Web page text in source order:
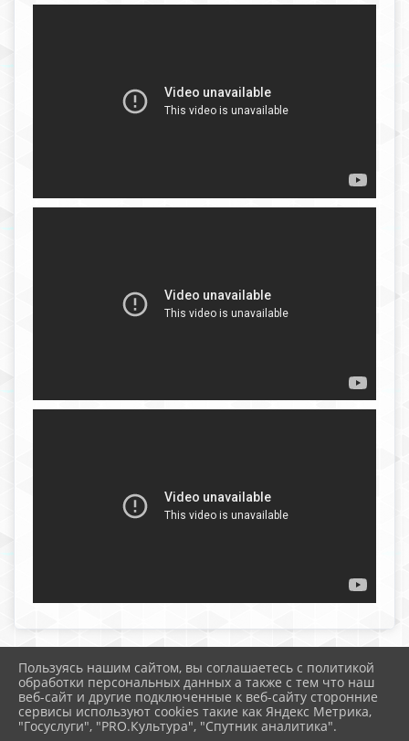
2026 г. sosh10.uo-moshr.ru
Вход
Карта сайта
Политика обработки персональных данных
Пользуясь нашим сайтом, вы соглашаетесь с политикой
обработки персональных данных а также с тем что наш
веб-сайт и другие подключенные к веб-сайту сторонние
сервисы используют cookies такие как Яндекс Метрика,
"Госуслуги", "PRO.Культура", "Спутник аналитика".